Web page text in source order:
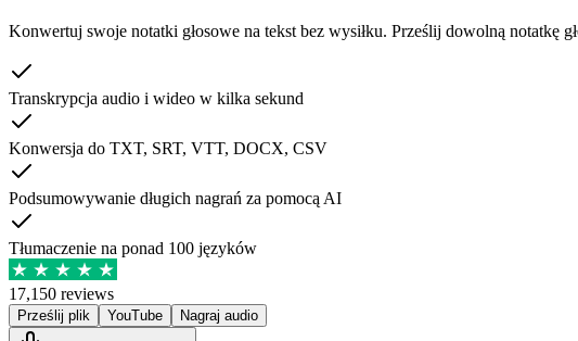
Konwertuj swoje notatki głosowe na tekst bez wysiłku. Prześlij dowolną
Transkrypcja audio i wideo w kilka sekund
Konwersja do TXT, SRT, VTT, DOCX, CSV
Podsumowywanie długich nagrań za pomocą AI
Tłumaczenie na ponad 100 języków
17,150 reviews
Prześlij plik YouTube Nagraj audio